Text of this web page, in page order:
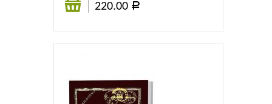
220.00 Р